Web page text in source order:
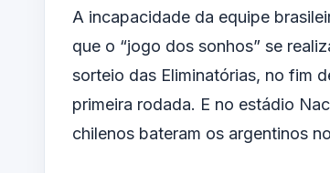
A incapacidade da equipe
que o “jogo dos sonhos” se
sorteio das Eliminatórias, no fim
primeira rodada. E no estádio
chilenos bateram os argentinos